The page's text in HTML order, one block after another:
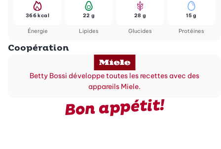
Énergie
366 kcal
Lipides
22 g
Glucides
28 g
Protéines
15 g
Coopération
Betty Bossi développe toutes les recettes avec des
appareils Miele.
Bon appétit!